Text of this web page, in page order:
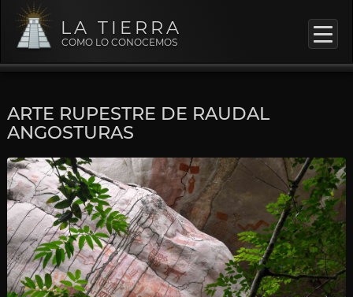
LA TIERRA
COMO LO CONOCEMOS
ARTE RUPESTRE DE RAUDAL
ANGOSTURAS